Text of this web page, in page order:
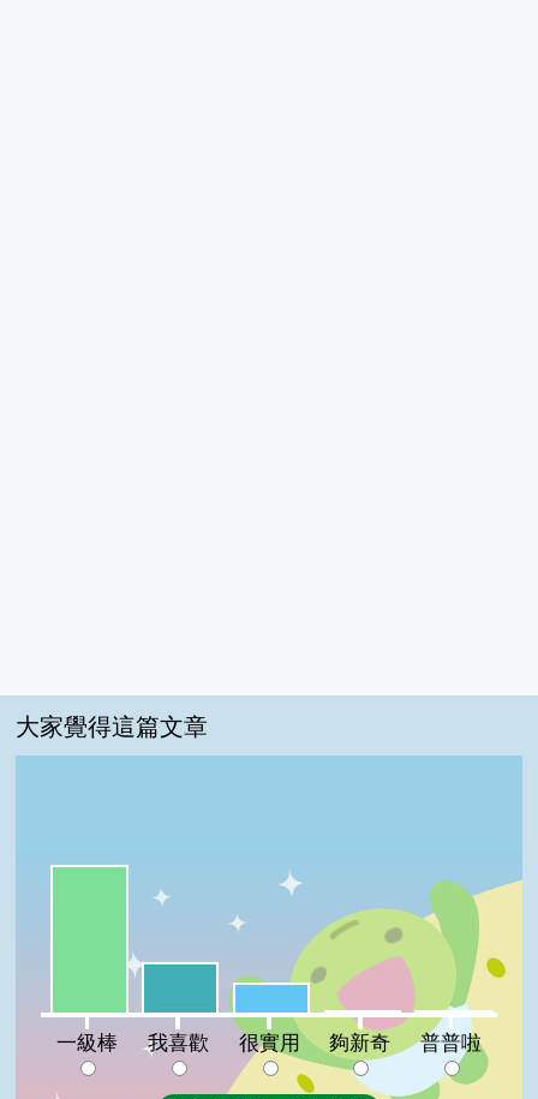
大家覺得這篇文章
我喜歡:22%
很實用:13%
夠新奇:1%普普啦:1%
一級棒
我喜歡 很實用 夠新奇 普普啦